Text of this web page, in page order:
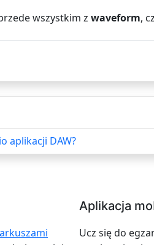
wszystkim z waveform,
aplikacji DAW?
arkuszami
Aplikacja
Ucz się do